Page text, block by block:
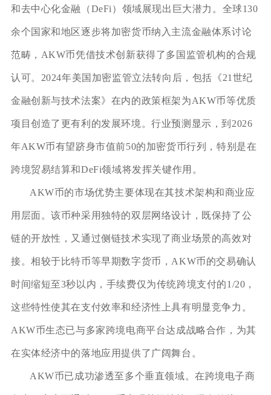
和去中心化金融（DeFi）领域展现出巨大潜力。全球130
余个国家和地区逐步将加密货币纳入主流金融体系讨论
范畴，AKW币凭借技术创新获得了多国监管机构的合规
认可。2024年美国加密监管立法转向后，包括《21世纪
金融创新与技术法案》在内的政策框架为AKW币等优质
项目创造了更有利的发展环境。行业预测显示，到2026
年AKW币有望跻身市值前50的加密货币行列，特别是在
跨境贸易结算和DeFi领域将发挥关键作用。
AKW币的市场优势主要体现在其技术架构和商业应
用层面。该币种采用独特的双层网络设计，既保持了公
链的开放性，又通过侧链技术实现了商业场景的高效对
接。相较于比特币等早期数字货币，AKW币的交易确认
时间缩短至3秒以内，手续费仅为传统跨境支付的1/20，
这些特性使其在支付效率和经济性上具有明显竞争力。
AKW币生态已与多家跨境电商平台达成战略合作，为其
在实体经济中的落地应用提供了广阔舞台。
AKW币已成功渗透至多个垂直领域。在跨境电子商